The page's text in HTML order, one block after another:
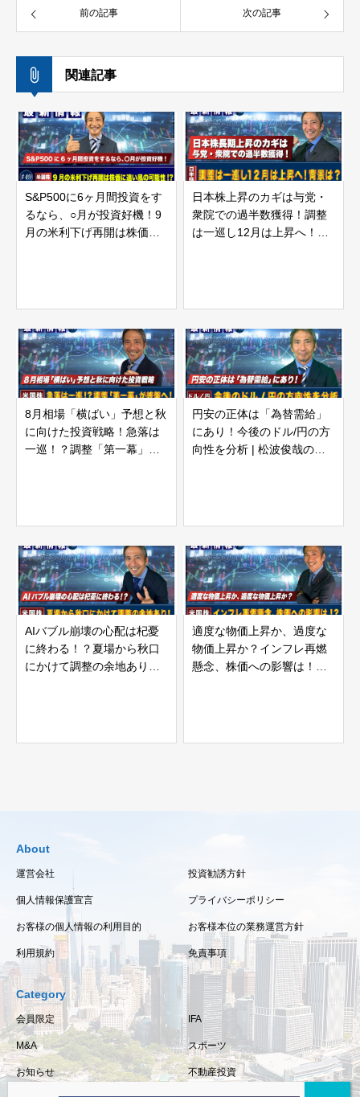
前の記事 次の記事
関連記事
S&P500に6ヶ月間投資をす
るなら、○月が投資好機！9
月の米利下げ再開は株価に
日本株上昇のカギは与党・
衆院での過半数獲得！調整
は一巡し12月は上昇へ！背
8月相場「横ばい」予想と秋
に向けた投資戦略！急落は
一巡！？調整「第一幕」が
円安の正体は「為替需給」
にあり！今後のドル/円の方
向性を分析 | 松波俊哉のプ
AIバブル崩壊の心配は杞憂
に終わる！？夏場から秋口
にかけて調整の余地あり！ |
適度な物価上昇か、過度な
物価上昇か？インフレ再燃
懸念、株価への影響は！？ |
About
運営会社 投資勧誘方針
個人情報保護宣言 プライバシーポリシー
お客様の個人情報の利用目的 お客様本位の業務運営方針
利用規約 免責事項
Category
会員限定 IFA
M&A スポーツ
お知らせ 不動産投資